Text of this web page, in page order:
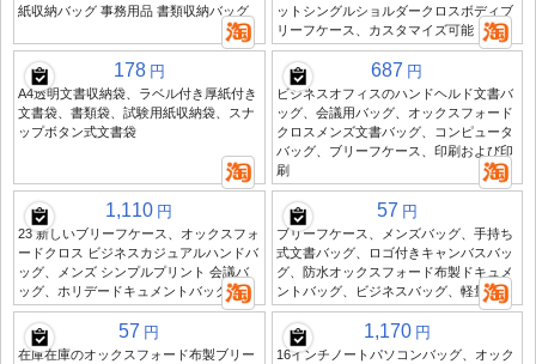
紙収納バッグ 事務用品 書類収納バッグ
ットシングルショルダークロスボディブ
リーフケース、カスタマイズ可能
178 円
A4透明文書収納袋、ラベル付き厚紙付き
文書袋、書類袋、試験用紙収納袋、スナ
ップボタン式文書袋
687 円
ビジネスオフィスのハンドヘルド文書バ
ッグ、会議用バッグ、オックスフォード
クロスメンズ文書バッグ、コンピュータ
バッグ、ブリーフケース、印刷および印
刷
1,110 円
23 新しいブリーフケース、オックスフォ
ードクロス ビジネスカジュアルハンドバ
ッグ、メンズ シンプルプリント 会議バ
ッグ、ホリデードキュメントバッグ
57 円
ブリーフケース、メンズバッグ、手持ち
式文書バッグ、ロゴ付きキャンバスバッ
グ、防水オックスフォード布製ドキュメ
ントバッグ、ビジネスバッグ、軽量
57 円
在庫在庫のオックスフォード布製ブリー
1,170 円
16インチノートパソコンバッグ、オック